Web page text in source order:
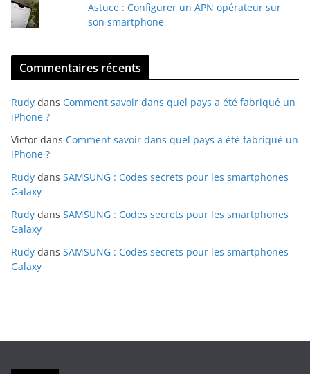
Astuce : Configurer un APN opérateur sur
son smartphone
Commentaires récents
Rudy dans Comment savoir dans quel pays a été fabriqué un
iPhone ?
Victor dans Comment savoir dans quel pays a été fabriqué un
iPhone ?
Rudy dans SAMSUNG : Codes secrets pour les smartphones
Galaxy
Rudy dans SAMSUNG : Codes secrets pour les smartphones
Galaxy
Rudy dans SAMSUNG : Codes secrets pour les smartphones
Galaxy